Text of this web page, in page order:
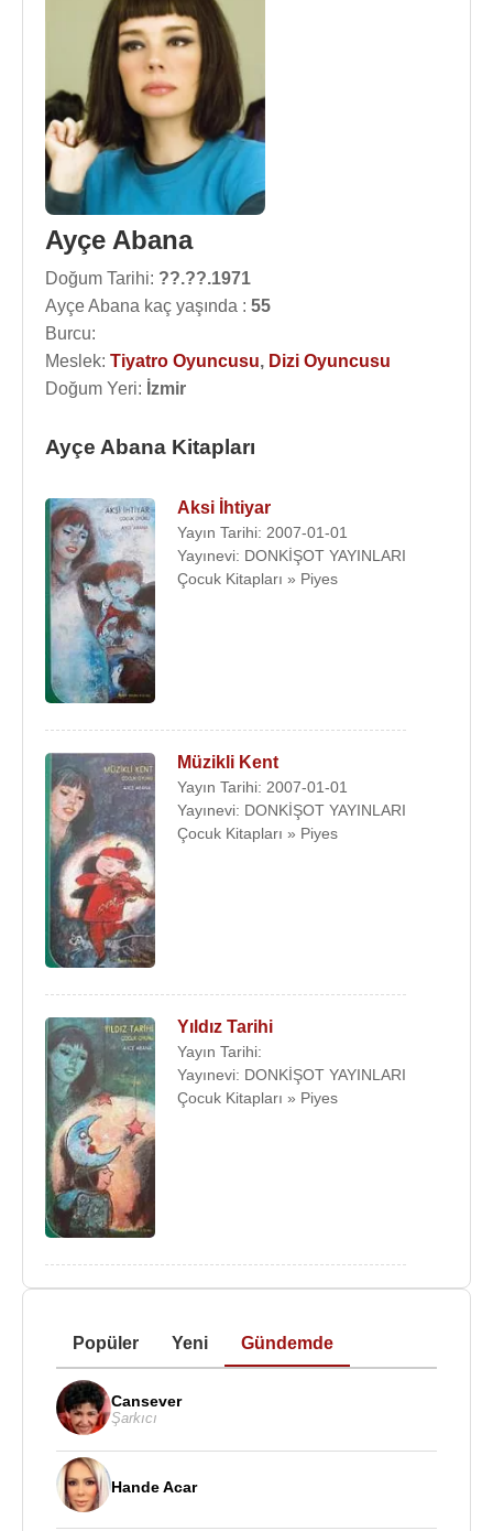
Ayçe Abana
Doğum Tarihi: ??.??.1971
Ayçe Abana kaç yaşında : 55
Burcu:
Meslek: Tiyatro Oyuncusu, Dizi Oyuncusu
Doğum Yeri: İzmir
Ayçe Abana Kitapları
Aksi İhtiyar
Yayın Tarihi: 2007-01-01
Yayınevi: DONKİŞOT YAYINLARI
Çocuk Kitapları » Piyes
Müzikli Kent
Yayın Tarihi: 2007-01-01
Yayınevi: DONKİŞOT YAYINLARI
Çocuk Kitapları » Piyes
Yıldız Tarihi
Yayın Tarihi:
Yayınevi: DONKİŞOT YAYINLARI
Çocuk Kitapları » Piyes
Popüler Yeni Gündemde
Cansever
Şarkıcı
Hande Acar